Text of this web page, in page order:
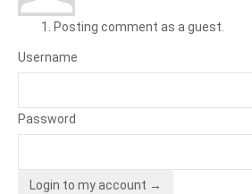
Posting comment as a guest.
Username
Password
Login to my account →